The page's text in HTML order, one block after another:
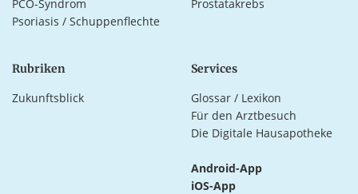
PCO-Syndrom
Prostatakrebs
Psoriasis / Schuppenflechte
Rubriken
Zukunftsblick
Services
Glossar / Lexikon
Für den Arztbesuch
Die Digitale Hausapotheke
Android-App
iOS-App